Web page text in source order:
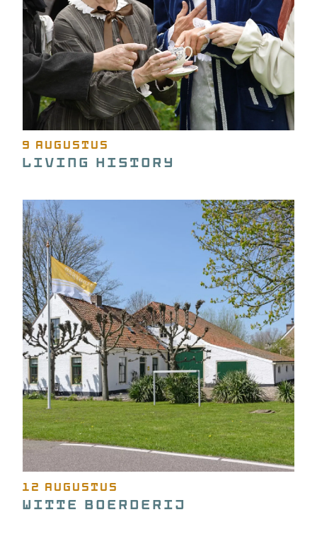
9 augustus
Living History
12 augustus
Witte Boerderij